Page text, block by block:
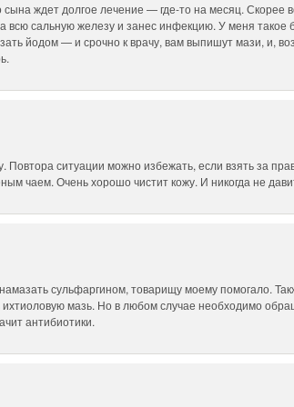
сына ждет долгое лечение — где-то на месяц. Скорее
всю сальную железу и занес инфекцию. У меня такое
йодом — и срочно к врачу, вам выпишут мази, и,
Повтора ситуации можно избежать, если взять за
чаем. Очень хорошо чистит кожу. И никогда не
сульфаргином, товарищу моему помогало.
мазь. Но в любом случае необходимо
антибиотики.